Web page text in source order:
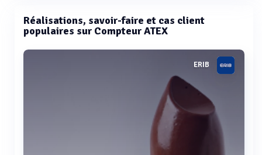
Réalisations, savoir-faire et cas client
populaires sur Compteur ATEX
ERIB